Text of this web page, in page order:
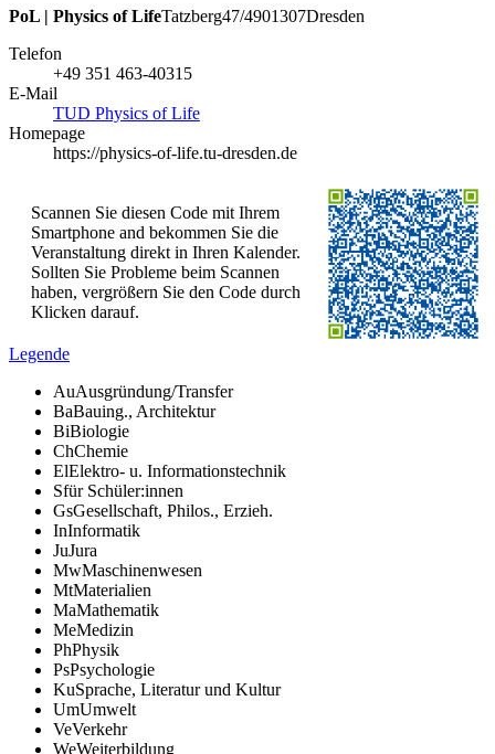
PoL | Physics of LifeTatzberg47/4901307Dresden
Telefon
+49 351 463-40315
E-Mail
TUD Physics of Life
Homepage
https://physics-of-life.tu-dresden.de
Scannen Sie diesen Code mit Ihrem
Smartphone and bekommen Sie die
Veranstaltung direkt in Ihren Kalender.
Sollten Sie Probleme beim Scannen
haben, vergrößern Sie den Code durch
Klicken darauf.
Legende
AuAusgründung/Transfer
BaBauing., Architektur
BiBiologie
ChChemie
ElElektro- u. Informationstechnik
Sfür Schüler:innen
GsGesellschaft, Philos., Erzieh.
InInformatik
JuJura
MwMaschinenwesen
MtMaterialien
MaMathematik
MeMedizin
PhPhysik
PsPsychologie
KuSprache, Literatur und Kultur
UmUmwelt
VeVerkehr
WeWeiterbildung